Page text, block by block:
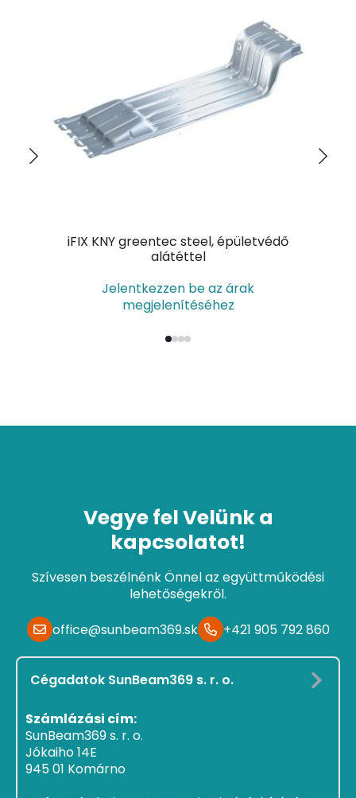
iFIX KNY greentec steel, épületvédő
alátéttel
Jelentkezzen be az árak
megjelenítéséhez
Vegye fel Velünk a
kapcsolatot!
Szívesen beszélnénk Önnel az együttműködési
lehetőségekről.
office@sunbeam369.sk
+421 905 792 860
Cégadatok SunBeam369 s. r. o.
Számlázási cím:
SunBeam369 s. r. o.
Jókaiho 14E
945 01 Komárno